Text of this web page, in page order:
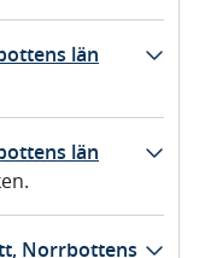
län
län
Norrbottens